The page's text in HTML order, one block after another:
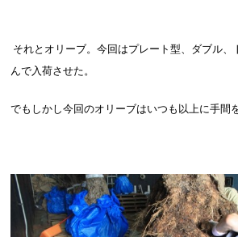
それとオリーブ。今回はプレート型、ダブル、
んで入荷させた。
でもしかし今回のオリーブはいつも以上に手間